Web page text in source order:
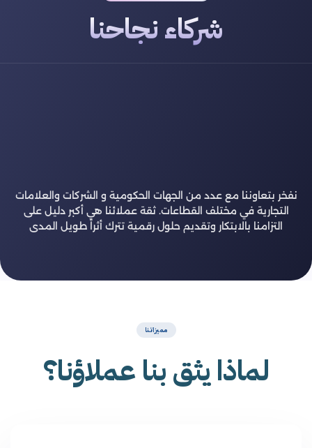
شركاء نجاحنا
نفخر بتعاوننا مع عدد من الجهات الحكومية و الشركات والعلامات
التجارية في مختلف القطاعات. ثقة عملائنا هي أكبر دليل على
التزامنا بالابتكار وتقديم حلول رقمية تترك أثراً طويل المدى
مميزاتنا
لماذا يثق بنا عملاؤنا؟